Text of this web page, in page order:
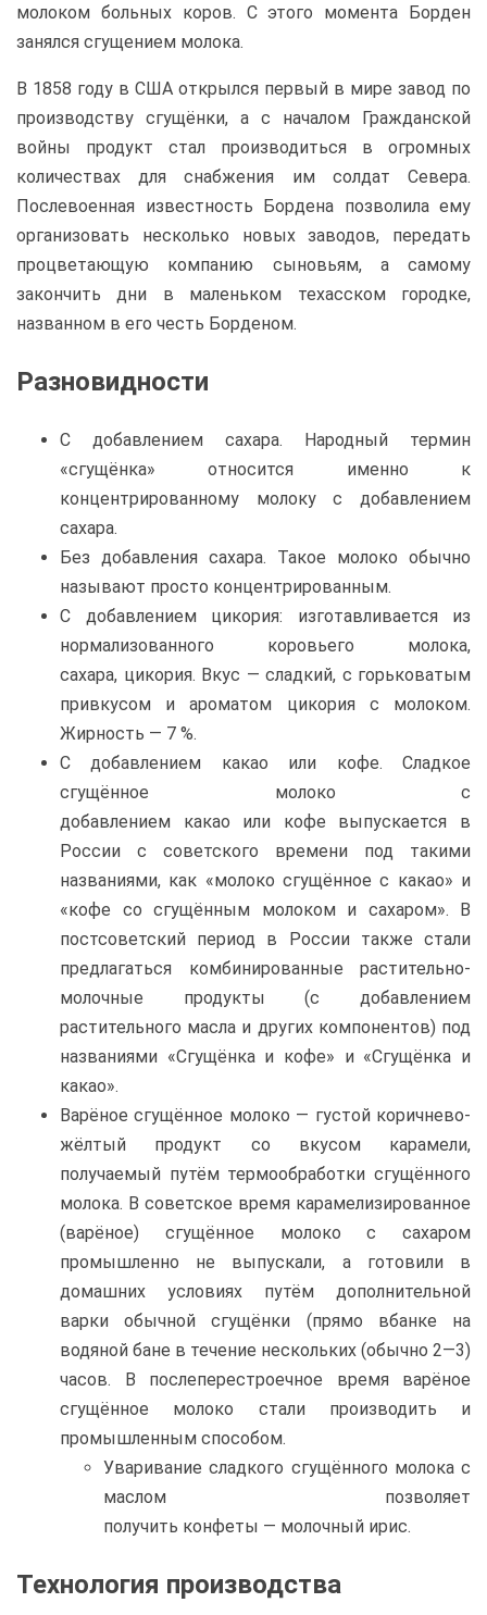
молоком больных коров. С этого момента Борден
занялся сгущением молока.
В 1858 году в США открылся первый в мире завод по
производству сгущёнки, а с началом Гражданской
войны продукт стал производиться в огромных
количествах для снабжения им солдат Севера.
Послевоенная известность Бордена позволила ему
организовать несколько новых заводов, передать
процветающую компанию сыновьям, а самому
закончить дни в маленьком техасском городке,
названном в его честь Борденом.
Разновидности
С добавлением сахара. Народный термин
«сгущёнка» относится именно к
концентрированному молоку с добавлением
сахара.
Без добавления сахара. Такое молоко обычно
называют просто концентрированным.
С добавлением цикория: изготавливается из
нормализованного коровьего молока,
сахара, цикория. Вкус — сладкий, с горьковатым
привкусом и ароматом цикория с молоком.
Жирность — 7 %.
С добавлением какао или кофе. Cладкое
сгущённое молоко с
добавлением какао или кофе выпускается в
России с советского времени под такими
названиями, как «молоко сгущённое с какао» и
«кофе со сгущённым молоком и сахаром». В
постсоветский период в России также стали
предлагаться комбинированные растительно-
молочные продукты (с добавлением
растительного масла и других компонентов) под
названиями «Сгущёнка и кофе» и «Сгущёнка и
какао».
Варёное сгущённое молоко — густой коричнево-
жёлтый продукт со вкусом карамели,
получаемый путём термообработки сгущённого
молока. В советское время карамелизированное
(варёное) сгущённое молоко с сахаром
промышленно не выпускали, а готовили в
домашних условиях путём дополнительной
варки обычной сгущёнки (прямо вбанке на
водяной бане в течение нескольких (обычно 2—3)
часов. В послеперестроечное время варёное
сгущённое молоко стали производить и
промышленным способом.
Уваривание сладкого сгущённого молока с
маслом позволяет
получить конфеты — молочный ирис.
Технология производства